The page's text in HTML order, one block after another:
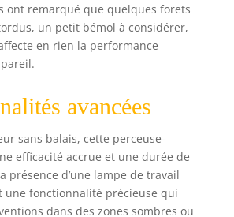
ont remarqué que quelques forets
un petit bémol à considérer,
en rien la performance
avancées
sans balais, cette perceuse-
efficacité accrue et une durée de
présence d’une lampe de travail
une fonctionnalité précieuse qui
dans des zones sombres ou